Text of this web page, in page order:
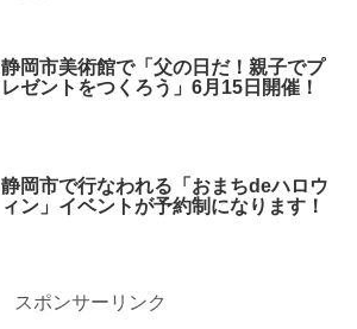
静岡市美術館で「父の日だ！親子でプ
レゼントをつくろう」6月15日開催！
静岡市で行なわれる「おまちdeハロウ
ィン」イベントが予約制になります！
スポンサーリンク